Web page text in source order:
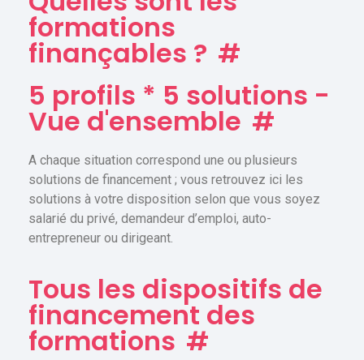
formations
finançables ? #
5 profils * 5 solutions -
Vue d'ensemble #
A chaque situation correspond une ou plusieurs
solutions de financement ; vous retrouvez ici les
solutions à votre disposition selon que vous soyez
salarié du privé, demandeur d’emploi, auto-
entrepreneur ou dirigeant.
Tous les dispositifs de
financement des
formations #